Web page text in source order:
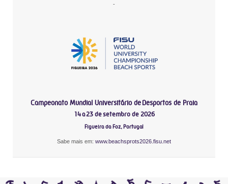
-
Campeonato Mundial Universitário de Desportos de Praia
14 a 23 de setembro de 2026
Figueira da Foz, Portugal
Sabe mais em: www.beachsprots2026.fisu.net